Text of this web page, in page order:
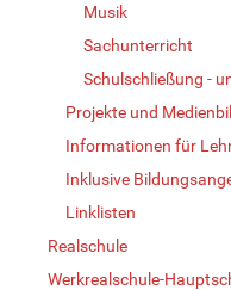
Musik
Sachunterricht
Schulschließung -
Projekte und
Informationen für
Inklusive
Linklisten
Realschule
Werkrealschule-